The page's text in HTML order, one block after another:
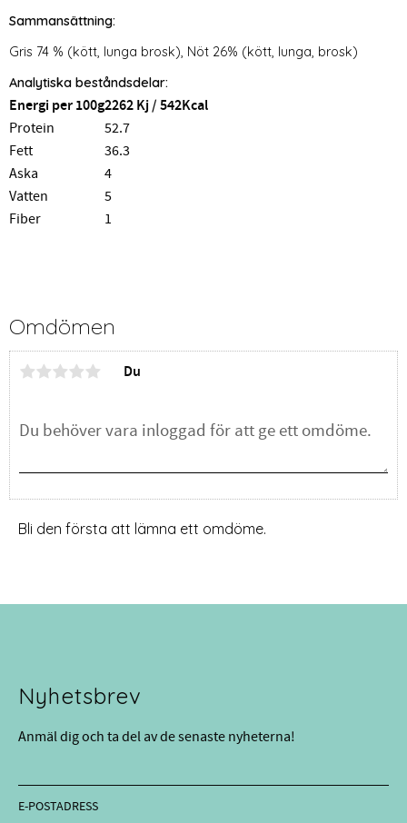
Sammansättning:
Gris 74 % (kött, lunga brosk), Nöt 26% (kött, lunga, brosk)
Analytiska beståndsdelar:
Energi per 100g2262 Kj / 542Kcal
Protein
52.7
Fett
36.3
Aska
4
Vatten
5
Fiber
1
Omdömen
Du
Bli den första att lämna ett omdöme.
Nyhetsbrev
Anmäl dig och ta del av de senaste nyheterna!